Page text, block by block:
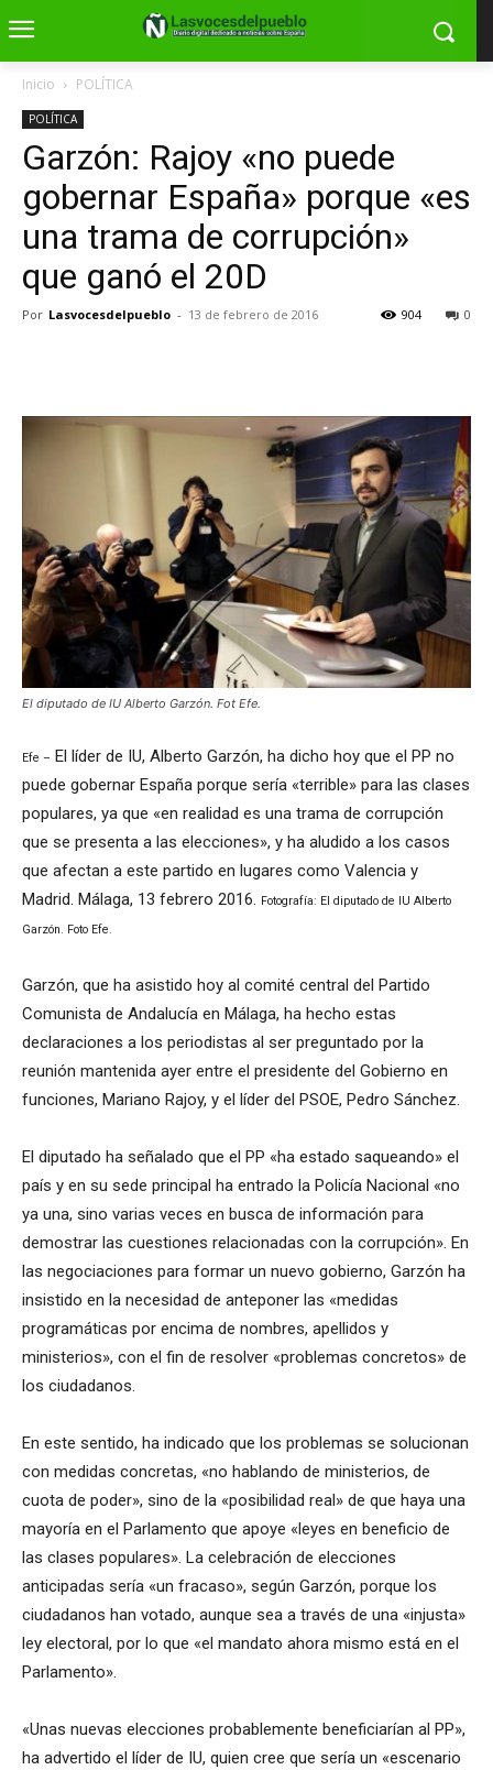
Inicio POLÍTICA
POLÍTICA
Garzón: Rajoy «no puede
gobernar España» porque «es
una trama de corrupción»
que ganó el 20D
Por Lasvocesdelpueblo - 13 de febrero de 2016 0
904
El diputado de IU Alberto Garzón. Fot Efe.
Efe – El líder de IU, Alberto Garzón, ha dicho hoy que el PP no
puede gobernar España porque sería «terrible» para las clases
populares, ya que «en realidad es una trama de corrupción
que se presenta a las elecciones», y ha aludido a los casos
que afectan a este partido en lugares como Valencia y
Madrid. Málaga, 13 febrero 2016. Fotografía: El diputado de IU Alberto
Garzón. Foto Efe.
Garzón, que ha asistido hoy al comité central del Partido
Comunista de Andalucía en Málaga, ha hecho estas
declaraciones a los periodistas al ser preguntado por la
reunión mantenida ayer entre el presidente del Gobierno en
funciones, Mariano Rajoy, y el líder del PSOE, Pedro Sánchez.
El diputado ha señalado que el PP «ha estado saqueando» el
país y en su sede principal ha entrado la Policía Nacional «no
ya una, sino varias veces en busca de información para
demostrar las cuestiones relacionadas con la corrupción». En
las negociaciones para formar un nuevo gobierno, Garzón ha
insistido en la necesidad de anteponer las «medidas
programáticas por encima de nombres, apellidos y
ministerios», con el fin de resolver «problemas concretos» de
los ciudadanos.
En este sentido, ha indicado que los problemas se solucionan
con medidas concretas, «no hablando de ministerios, de
cuota de poder», sino de la «posibilidad real» de que haya una
mayoría en el Parlamento que apoye «leyes en beneficio de
las clases populares». La celebración de elecciones
anticipadas sería «un fracaso», según Garzón, porque los
ciudadanos han votado, aunque sea a través de una «injusta»
ley electoral, por lo que «el mandato ahora mismo está en el
Parlamento».
«Unas nuevas elecciones probablemente beneficiarían al PP»,
ha advertido el líder de IU, quien cree que sería un «escenario